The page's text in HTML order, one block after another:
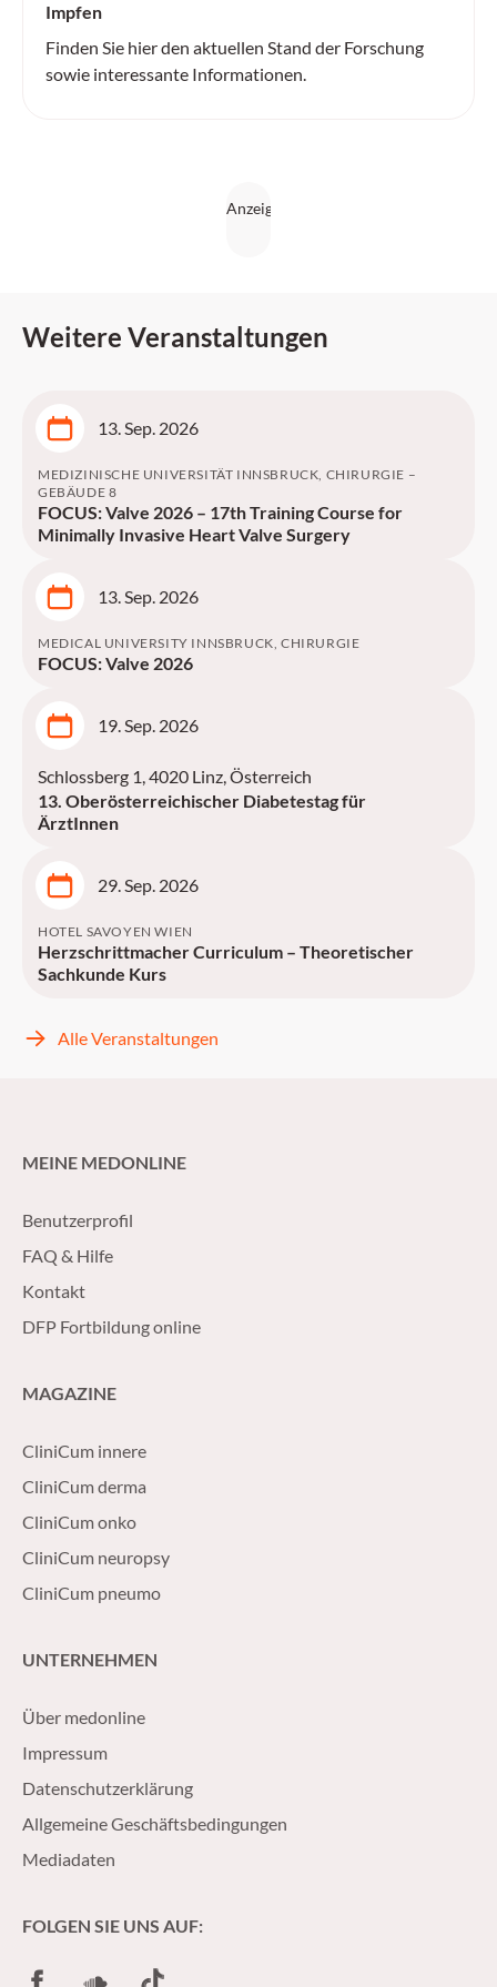
Impfen
Finden Sie hier den aktuellen Stand der Forschung
sowie interessante Informationen.
Weitere Veranstaltungen
13. Sep. 2026
MEDIZINISCHE UNIVERSITÄT INNSBRUCK, CHIRURGIE –
GEBÄUDE 8
FOCUS: Valve 2026 – 17th Training Course for
Minimally Invasive Heart Valve Surgery
13. Sep. 2026
MEDICAL UNIVERSITY INNSBRUCK, CHIRURGIE
FOCUS: Valve 2026
19. Sep. 2026
Schlossberg 1, 4020 Linz, Österreich
13. Oberösterreichischer Diabetestag für
ÄrztInnen
29. Sep. 2026
HOTEL SAVOYEN WIEN
Herzschrittmacher Curriculum – Theoretischer
Sachkunde Kurs
Alle Veranstaltungen
MEINE MEDONLINE
Benutzerprofil
FAQ & Hilfe
Kontakt
DFP Fortbildung online
MAGAZINE
CliniCum innere
CliniCum derma
CliniCum onko
CliniCum neuropsy
CliniCum pneumo
UNTERNEHMEN
Über medonline
Impressum
Datenschutzerklärung
Allgemeine Geschäftsbedingungen
Mediadaten
FOLGEN SIE UNS AUF:
FacebookSoundCloud
TikTok